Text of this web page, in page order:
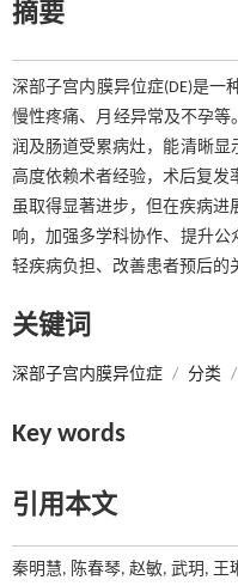
摘要
深部子宫内膜异位症(DE)是
慢性疼痛、月经异常及不孕等
润及肠道受累病灶，能清晰
高度依赖术者经验，术后复发
虽取得显著进步，但在疾病进
响，加强多学科协作、提升
轻疾病负担、改善患者预后的
关键词
深部子宫内膜异位症 / 分类 /
Key words
引用本文
秦明慧, 陈春琴, 赵敏, 武玥, 王